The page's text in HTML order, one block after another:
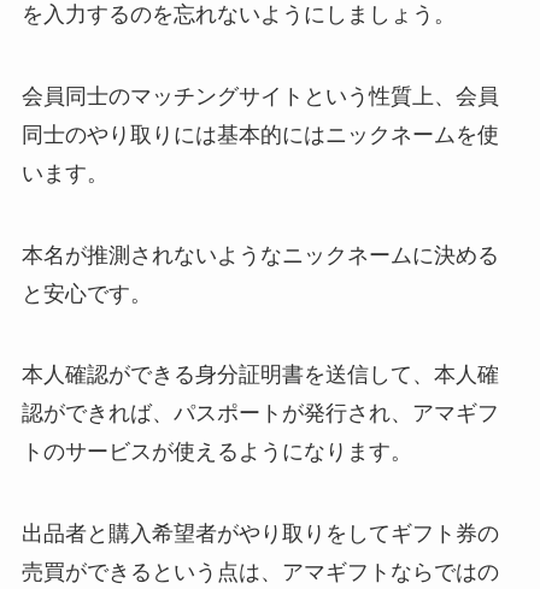
を入力するのを忘れないようにしましょう。
会員同士のマッチングサイトという性質上、会員
同士のやり取りには基本的にはニックネームを使
います。
本名が推測されないようなニックネームに決める
と安心です。
本人確認ができる身分証明書を送信して、本人確
認ができれば、パスポートが発行され、アマギフ
トのサービスが使えるようになります。
出品者と購入希望者がやり取りをしてギフト券の
売買ができるという点は、アマギフトならではの